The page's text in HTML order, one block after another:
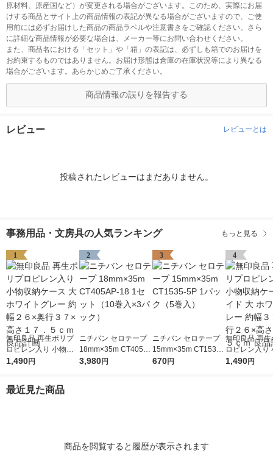
原材料、原産国など）が変更される場合がございます。このため、実際にお届
けする商品とサイト上の商品情報の表記が異なる場合がございますので、ご使
用前には必ずお届けした商品の商品ラベルや注意書きをご確認ください。さら
に詳細な商品情報が必要な場合は、メーカー等にお問い合わせください。
また、商品名における「セット」や「箱」の表記は、必ずしも箱でのお届けを
お約束するものではありません。お届け形態は倉庫の在庫状況等により異なる
場合がございます。あらかじめご了承ください。
商品情報の誤りを報告する
レビュー レビューとは
投稿されたレビューはまだありません。
事務用品・文房具の人気ランキング もっと見る
1
無印良品 再生ポリプ
ロピレン入り 小物収
納ケース 大 ホワイト
ｍ 良品計画
1,490円
2
ニチバン セロテープ
18mm×35m CT405A
P-18 1セット（10巻
3,980円
3
ニチバン セロテープ
15mm×35m CT1535-
5P 1パック（5巻入）
670円
4
無印良品 再生
ロピレン入り
納ケース ワイ
1,490円
最近見た商品
商品を閲覧すると履歴が表示されます